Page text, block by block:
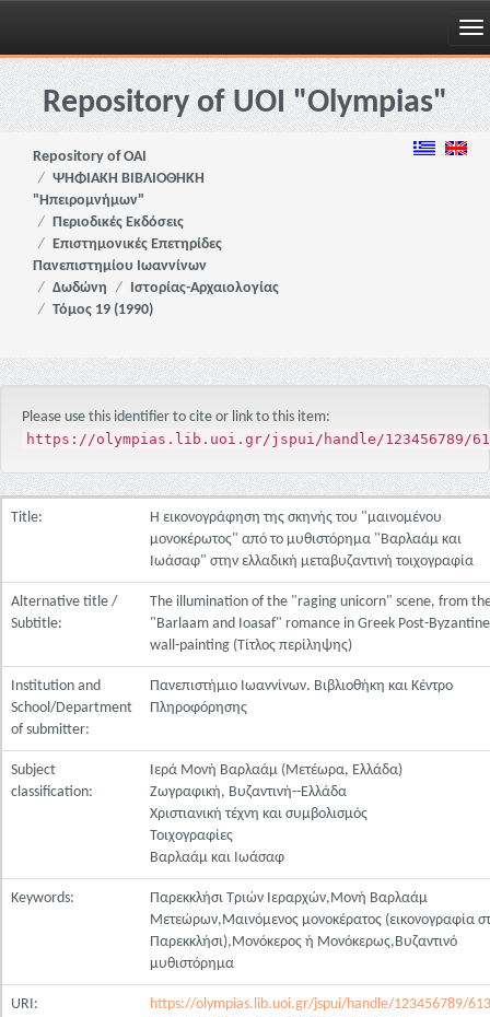
Skip
navigationRepository of UOI "Olympias"
Repository of OAI
ΨΗΦΙΑΚΗ ΒΙΒΛΙΟΘΗΚΗ
"Ηπειρομνήμων"
Περιοδικές Εκδόσεις
Επιστημονικές Επετηρίδες
Πανεπιστημίου Ιωαννίνων
Δωδώνη
Ιστορίας-Αρχαιολογίας
Τόμος 19 (1990)
Please use this identifier to cite or link to this item:
https://olympias.lib.uoi.gr/jspui/handle/123456789/
Title:
Η εικονογράφηση της σκηνής του "μαινομένου
μονοκέρωτος" από το μυθιστόρημα "Βαρλαάμ και
Ιωάσαφ" στην ελλαδική μεταβυζαντινή τοιχογραφία
Alternative title /
Subtitle:
The illumination of the "raging unicorn" scene, from
"Barlaam and Ioasaf" romance in Greek Post-Byzantine
wall-painting (Τίτλος περίληψης)
Institution and
School/Department
of submitter:
Πανεπιστήμιο Ιωαννίνων. Βιβλιοθήκη και Κέντρο
Πληροφόρησης
Subject
classification:
Ιερά Μονή Βαρλαάμ (Μετέωρα, Ελλάδα)
Ζωγραφική, Βυζαντινή--Ελλάδα
Χριστιανική τέχνη και συμβολισμός
Τοιχογραφίες
Βαρλαάμ και Ιωάσαφ
Keywords:
Παρεκκλήσι Τριών Ιεραρχών,Μονή Βαρλαάμ
Μετεώρων,Μαινόμενος μονοκέρατος (εικονογραφία
Παρεκκλήσι),Μονόκερος ή Μονόκερως,Βυζαντινό
μυθιστόρημα
URI:
https://olympias.lib.uoi.gr/jspui/handle/123456789/